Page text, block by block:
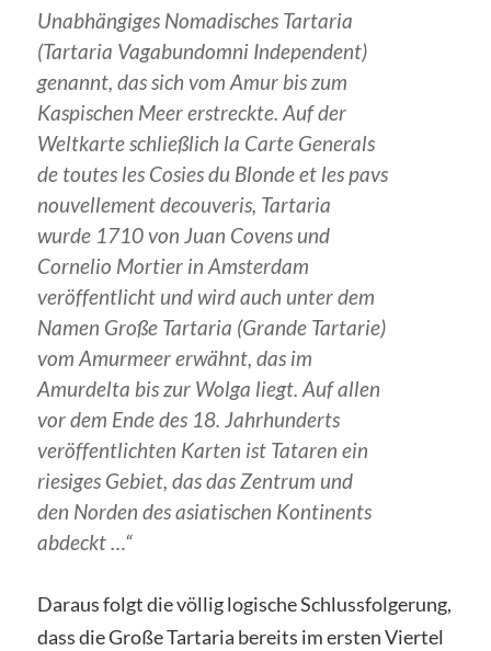
Unabhängiges Nomadisches Tartaria
(Tartaria Vagabundomni Independent)
genannt, das sich vom Amur bis zum
Kaspischen Meer erstreckte. Auf der
Weltkarte schließlich la Carte Generals
de toutes les Cosies du Blonde et les pavs
nouvellement decouveris, Tartaria
wurde 1710 von Juan Covens und
Cornelio Mortier in Amsterdam
veröffentlicht und wird auch unter dem
Namen Große Tartaria (Grande Tartarie)
vom Amurmeer erwähnt, das im
Amurdelta bis zur Wolga liegt. Auf allen
vor dem Ende des 18. Jahrhunderts
veröffentlichten Karten ist Tataren ein
riesiges Gebiet, das das Zentrum und
den Norden des asiatischen Kontinents
abdeckt …“
Daraus folgt die völlig logische Schlussfolgerung,
dass die Große Tartaria bereits im ersten Viertel